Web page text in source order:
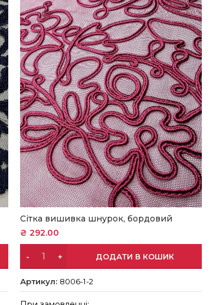
Сітка вишивка шнурок, бордовий
₴ 292.00
ДОДАТИ В КОШИК
Артикул: 8006-1-2